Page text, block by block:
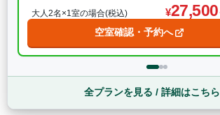
大人2名×1室の場合(税込) 27,500
空室確認・予約へ
全プランを見る / 詳細はこちら